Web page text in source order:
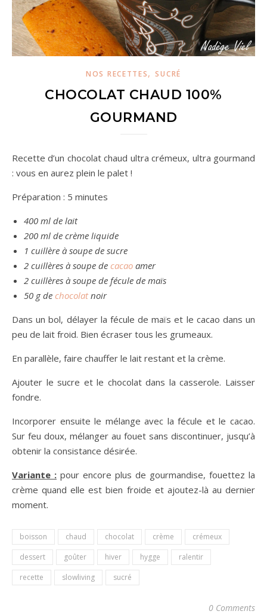
NOS RECETTES,SUCRÉ
CHOCOLAT CHAUD 100%
GOURMAND
Recette d’un chocolat chaud ultra crémeux, ultra gourmand
: vous en aurez plein le palet !
Préparation : 5 minutes
400 ml de lait
200 ml de crème liquide
1 cuillère à soupe de sucre
2 cuillères à soupe de cacao amer
2 cuillères à soupe de fécule de maïs
50 g de chocolatnoir
Dans un bol, délayer la fécule de maïs et le cacao dans un
peu de lait froid. Bien écraser tous les grumeaux.
En parallèle, faire chauffer le lait restant et la crème.
Ajouter le sucre et le chocolat dans la casserole. Laisser
fondre.
Incorporer ensuite le mélange avec la fécule et le cacao.
Sur feu doux, mélanger au fouet sans discontinuer, jusqu’à
obtenir la consistance désirée.
Variante : pour encore plus de gourmandise, fouettez la
crème quand elle est bien froide et ajoutez-là au dernier
moment.
boisson chaud chocolat crème
crémeux
dessert
goûter hiver hygge
ralentir
recette
slowliving sucré
0 Comments